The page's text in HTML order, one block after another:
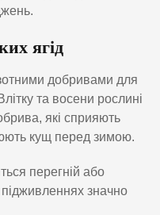
ягід
добривами для
та восени рослині
які сприяють
кущ перед зимою.
перегній або
значно